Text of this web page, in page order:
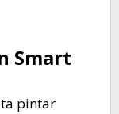
Smart
pintar